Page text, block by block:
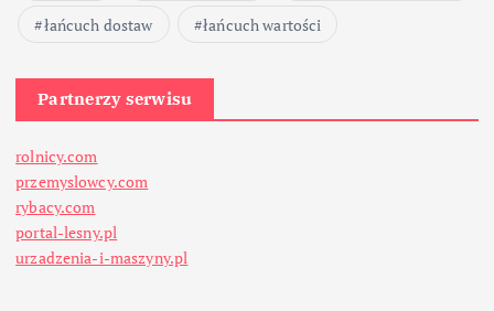
łańcuch dostaw
łańcuch wartości
Partnerzy serwisu
rolnicy.com
przemyslowcy.com
rybacy.com
portal-lesny.pl
urzadzenia-i-maszyny.pl